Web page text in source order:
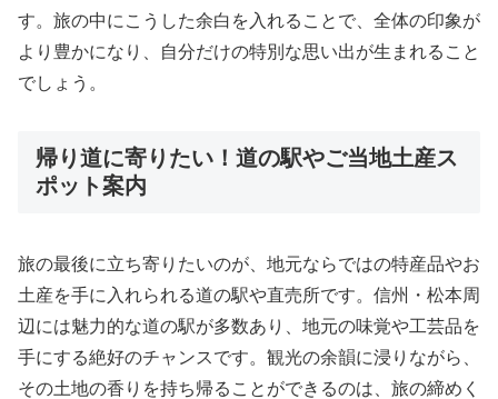
す。旅の中にこうした余白を入れることで、全体の印象が
より豊かになり、自分だけの特別な思い出が生まれること
でしょう。
帰り道に寄りたい！道の駅やご当地土産ス
ポット案内
旅の最後に立ち寄りたいのが、地元ならではの特産品やお
土産を手に入れられる道の駅や直売所です。信州・松本周
辺には魅力的な道の駅が多数あり、地元の味覚や工芸品を
手にする絶好のチャンスです。観光の余韻に浸りながら、
その土地の香りを持ち帰ることができるのは、旅の締めく